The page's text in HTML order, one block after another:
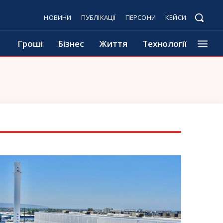
НОВИНИ ПУБЛІКАЦІЇ ПЕРСОНИ КЕЙСИ
Гроші Бізнес Життя Технології